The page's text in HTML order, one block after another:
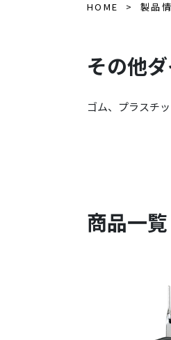
HOME 製品
その他
ゴム、プラスチ
商品一覧